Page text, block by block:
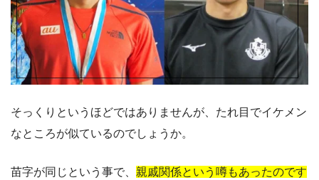
そっくりというほどではありませんが、たれ目でイケメン
なところが似ているのでしょうか。
苗字が同じという事で、 親戚関係という噂もあったのです